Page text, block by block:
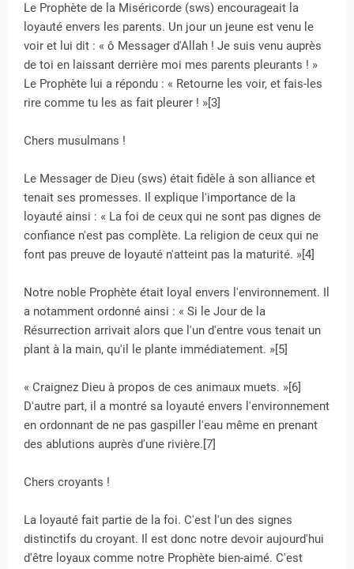
Le Prophète de la Miséricorde (sws) encourageait la
loyauté envers les parents. Un jour un jeune est venu le
voir et lui dit : « ô Messager d'Allah ! Je suis venu auprès
de toi en laissant derrière moi mes parents pleurants ! »
Le Prophète lui a répondu : « Retourne les voir, et fais-les
rire comme tu les as fait pleurer ! »[3]
Chers musulmans !
Le Messager de Dieu (sws) était fidèle à son alliance et
tenait ses promesses. Il explique l'importance de la
loyauté ainsi : « La foi de ceux qui ne sont pas dignes de
confiance n'est pas complète. La religion de ceux qui ne
font pas preuve de loyauté n'atteint pas la maturité. »[4]
Notre noble Prophète était loyal envers l'environnement. Il
a notamment ordonné ainsi : « Si le Jour de la
Résurrection arrivait alors que l'un d'entre vous tenait un
plant à la main, qu'il le plante immédiatement. »[5]
« Craignez Dieu à propos de ces animaux muets. »[6]
D'autre part, il a montré sa loyauté envers l'environnement
en ordonnant de ne pas gaspiller l'eau même en prenant
des ablutions auprès d'une rivière.[7]
Chers croyants !
La loyauté fait partie de la foi. C'est l'un des signes
distinctifs du croyant. Il est donc notre devoir aujourd'hui
d'être loyaux comme notre Prophète bien-aimé. C'est